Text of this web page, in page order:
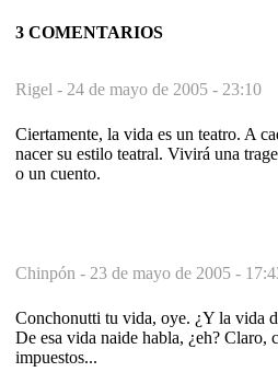
3 COMENTARIOS
Rigel - 24 de mayo de 2005 - 23:10
Ciertamente, la vida es un teatro. A
nacer su estilo teatral. Vivirá una
o un cuento.
Chinpón - 23 de mayo de 2005 -
Conchonutti tu vida, oye. ¿Y la vida
De esa vida naide habla, ¿eh? Claro,
impuestos...